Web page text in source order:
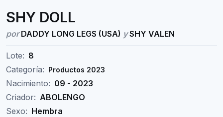
SHY DOLL
porDADDY LONG LEGS (USA) ySHY VALEN
Lote: 8
Categoría: Productos 2023
Nacimiento: 09 - 2023
Criador: ABOLENGO
Sexo: Hembra